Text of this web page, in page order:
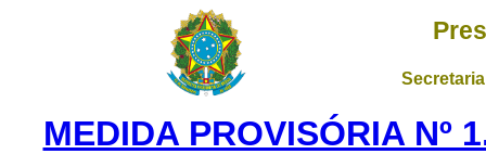
MEDIDA PROVISÓRIA Nº